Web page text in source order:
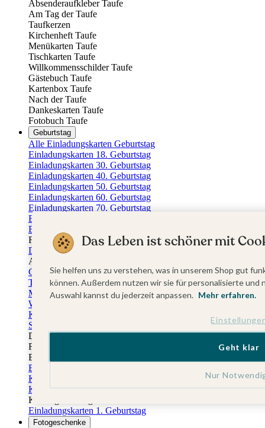
Absenderaufkleber Taufe
Am Tag der Taufe
Taufkerzen
Kirchenheft Taufe
Menükarten Taufe
Tischkarten Taufe
Willkommensschilder Taufe
Gästebuch Taufe
Kartenbox Taufe
Nach der Taufe
Dankeskarten Taufe
Fotobuch Taufe
Geburtstag
Alle Einladungskarten Geburtstag
Einladungskarten 18. Geburtstag
Einladungskarten 30. Geburtstag
Einladungskarten 40. Geburtstag
Einladungskarten 50. Geburtstag
Einladungskarten 60. Geburtstag
Einladungskarten 70. Geburtstag
Einladungskarten 80. Geburtstag
Einladungskarten 90. Geburtstag
Für jedes Alter
Doppelgeburtstag Einladungen
Alle Geburtstagsextras
Gästebücher Geburtstag
Tischkarten Geburtstag
Menükarten Geburtstag
Weinetiketten Geburtstag
Kartenbox Geburtstag
Save the Date Karten
Dankeskarten Geburtstag
Fotobuch Geburtstag
Eventplattform
Einladungskarten Kindergeburtstag
Kindergeburtstag Jungen
Kindergeburtstag Mädchen
Kindergeburtstag Unisex
Einladungskarten 1. Geburtstag
Fotogeschenke
Das Leben ist schöner mit
Sie helfen uns zu verstehen, was in unserem Shop gut
können. Außerdem nutzen wir sie für personalisierte
Auswahl kannst du jederzeit anpassen. Mehr erfahren.
Nur
Geht klar